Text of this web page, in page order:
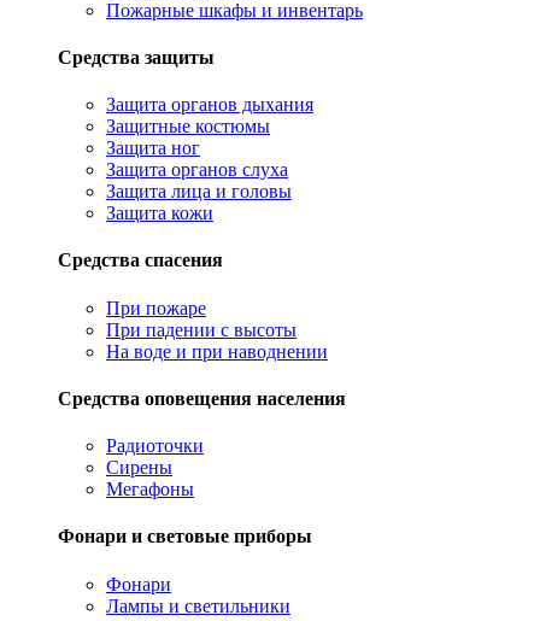
Пожарные шкафы и инвентарь
Средства защиты
Защита органов дыхания
Защитные костюмы
Защита ног
Защита органов слуха
Защита лица и головы
Защита кожи
Средства спасения
При пожаре
При падении с высоты
На воде и при наводнении
Средства оповещения населения
Радиоточки
Сирены
Мегафоны
Фонари и световые приборы
Фонари
Лампы и светильники